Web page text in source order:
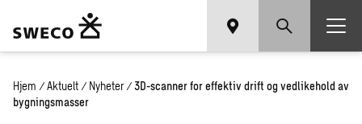
Hjem / Aktuelt / Nyheter / 3D-scanner for effektiv drift og vedlikehold av
bygningsmasser